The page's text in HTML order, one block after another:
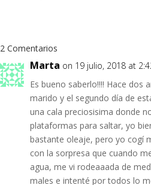
2 Comentarios
Marta on 19 julio, 2018 at
Es bueno saberlo!!!! Hace dos
marido y el segundo día de
una cala preciosisima donde
plataformas para saltar, yo
bastante oleaje, pero yo cogí
con la sorpresa que cuando
agua, me vi rodeaaada de
males e intenté por todos lo